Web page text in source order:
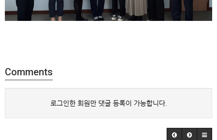
Comments
로그인한 회원만 댓글 등록이 가능합니다.